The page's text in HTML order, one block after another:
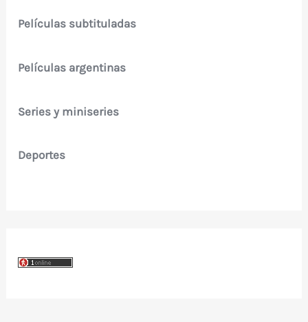
Películas subtituladas
Películas argentinas
Series y miniseries
Deportes